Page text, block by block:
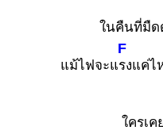
ในคืนที่มืด
แม้ไฟจะแ
F
รงแค่ไ
ใครเค